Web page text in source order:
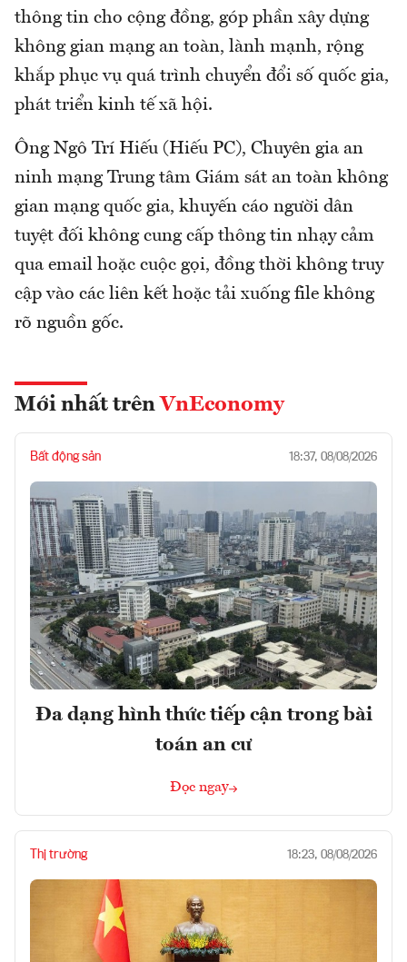
thông tin cho cộng đồng, góp phần xây dựng
không gian mạng an toàn, lành mạnh, rộng
khắp phục vụ quá trình chuyển đổi số quốc gia,
phát triển kinh tế xã hội.
Ông Ngô Trí Hiếu (Hiếu PC), Chuyên gia an
ninh mạng Trung tâm Giám sát an toàn không
gian mạng quốc gia, khuyến cáo người dân
tuyệt đối không cung cấp thông tin nhạy cảm
qua email hoặc cuộc gọi, đồng thời không truy
cập vào các liên kết hoặc tải xuống file không
rõ nguồn gốc.
Mới nhất trên VnEconomy
Bất động sản 18:37, 08/08/2026
Đa dạng hình thức tiếp cận trong bài
toán an cư
Đọc ngay
Thị trường 18:23, 08/08/2026